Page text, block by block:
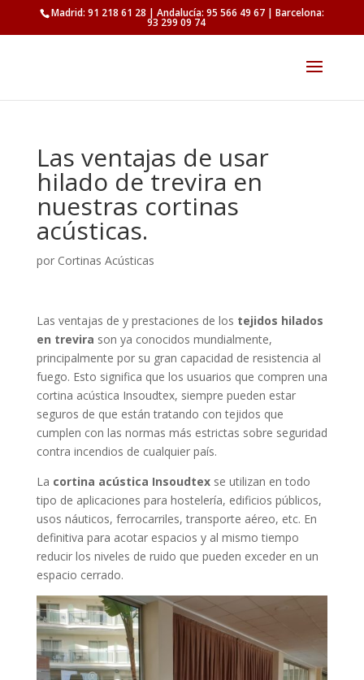
Madrid: 91 218 61 28 | Andalucía: 95 566 49 67 | Barcelona:
93 299 09 74
Las ventajas de usar
hilado de trevira en
nuestras cortinas
acústicas.
por Cortinas Acústicas
Las ventajas de y prestaciones de los tejidos hilados
en trevira son ya conocidos mundialmente,
principalmente por su gran capacidad de resistencia al
fuego. Esto significa que los usuarios que compren una
cortina acústica Insoudtex, siempre pueden estar
seguros de que están tratando con tejidos que
cumplen con las normas más estrictas sobre seguridad
contra incendios de cualquier país.
La cortina acústica Insoudtexse utilizan en todo
tipo de aplicaciones para hostelería, edificios públicos,
usos náuticos, ferrocarriles, transporte aéreo, etc. En
definitiva para acotar espacios y al mismo tiempo
reducir los niveles de ruido que pueden exceder en un
espacio cerrado.